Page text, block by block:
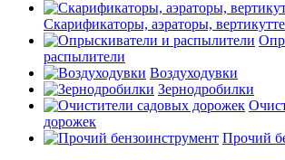
Скарификаторы, аэраторы,
распылители
Воздуходувки
Зернодробилки
дорожек
Прочий